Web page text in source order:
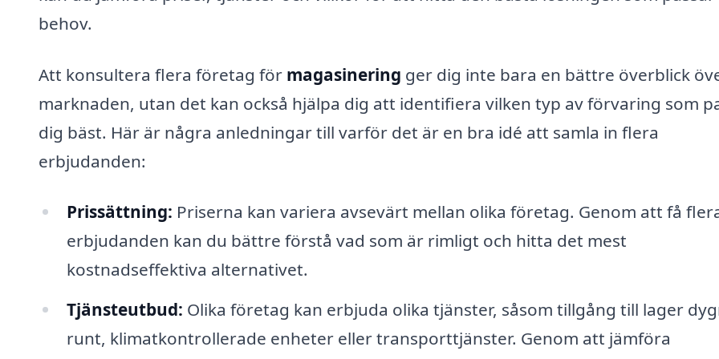
behov.
Att konsultera flera företag för magasinering ger dig inte bara en bättre överblick
marknaden, utan det kan också hjälpa dig att identifiera vilken typ av förvaring som
dig bäst. Här är några anledningar till varför det är en bra idé att samla in flera
erbjudanden:
Prissättning: Priserna kan variera avsevärt mellan olika företag. Genom att få
erbjudanden kan du bättre förstå vad som är rimligt och hitta det mest
kostnadseffektiva alternativet.
Tjänsteutbud: Olika företag kan erbjuda olika tjänster, såsom tillgång till lager
runt, klimatkontrollerade enheter eller transporttjänster. Genom att jämföra